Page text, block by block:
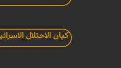
كيان الاحتلال